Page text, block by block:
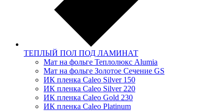
ТЕПЛЫЙ ПОЛ ПОД ЛАМИНАТ
Мат на фольге Теплолюкс Alumia
Мат на фольге Золотое Сечение GS
ИК пленка Caleo Silver 150
ИК пленка Caleo Silver 220
ИК пленка Caleo Gold 230
ИК пленка Caleo Platinum